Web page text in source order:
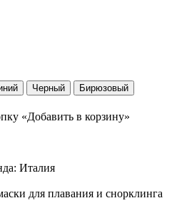
Черный
Бирюзовый
«Добавить в корзину»
Италия
для плавания и снорклинга